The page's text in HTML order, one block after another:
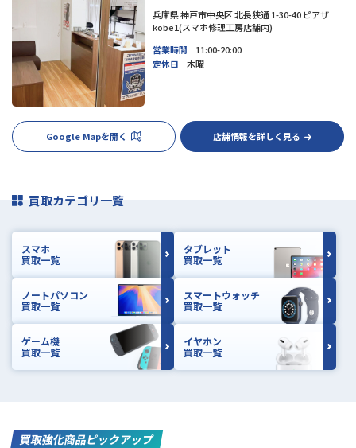
兵庫県 神戸市中央区 北長狭通 1-30-40 ピアザ
kobe1(スマホ修理工房店舗内)
営業時間
11:00-20:00
定休日
木曜
Google Mapを開く 店舗情報を詳しく見る
買取カテゴリ一覧
スマホ
買取一覧
タブレット
買取一覧
ノートパソコン
買取一覧
スマートウォッチ
買取一覧
ゲーム機
買取一覧
イヤホン
買取一覧
買取強化商品ピックアップ